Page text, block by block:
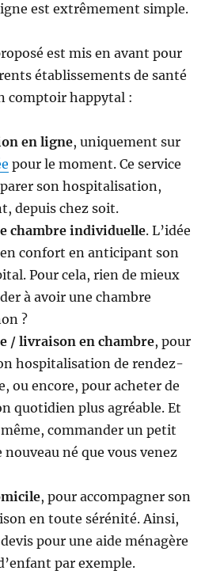
est extrêmement simple.
est mis en avant pour
établissements de santé
comptoir happytal :
en ligne, uniquement sur
pour le moment. Ce service
son hospitalisation,
depuis chez soit.
chambre individuelle. L’idée
confort en anticipant son
Pour cela, rien de mieux
à avoir une chambre
?
/ livraison en chambre, pour
hospitalisation de rendez-
ou encore, pour acheter de
quotidien plus agréable. Et
commander un petit
nouveau né que vous venez
, pour accompagner son
en toute sérénité. Ainsi,
pour une aide ménagère
par exemple.